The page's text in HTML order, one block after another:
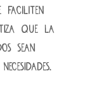
faciliten
que la
sean